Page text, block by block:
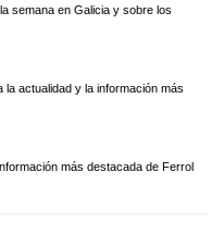
semana en Galicia y sobre los
actualidad y la información más
más destacada de Ferrol